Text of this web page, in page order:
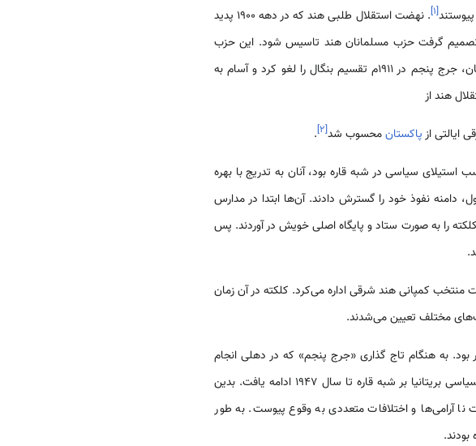
[۱]
. نهضت استقلال طلبی هند که در دهه 1900 پدید
مسلمانان هند در داکا تشکیل شد (1906م). این مجمع تصمیم گرفت حزب مسلمانان هند تاسیس شود. این حزب
بعدها به نام "مسلم لیگ سراسر هند" مشهور شد. در نتیجه این درگیری‌ها، پادشاه انگلستان، جرج پنجم در 1911م تقسیم بنگال را لغو کرد و آسام به
هند از
پاکستانمحسوب شد[۲]
.
سیاسی در شبه قاره بود، آنان به تدریج با بهره
نفوذ خود را گسترش دادند. آن‌ها ابتدا در مدارس
را به صورت ستاد و پایگاه اصلی خویش در آوردند. پس
و سراسر شبه قاره را هیئت منتخب کمپانی هند شرقی اداره می‌کرد. کلکته در آن زمان
مختلف تعیین می‌شدند.
مستقر بود. به هنگام تاج گذاری «جرج پنجم» که در دهلی انجام
گرفت، و با لغو تقسیم بنگال، پایتخت هند نیز از کلکته به دهلی انتقال یافت و استیلای سیاسی بریتانیا بر شبه قاره تا سال 1947 ادامه یافت. بدین
این مدت نا آرامی‌ها و اختلافات متعددی به وقوع پیوست. به طور